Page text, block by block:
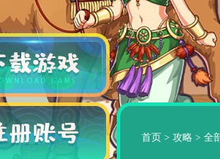
首页 > 攻略 > 全